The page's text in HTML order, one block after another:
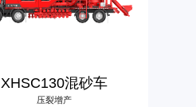
XHSC130混砂车
压裂增产